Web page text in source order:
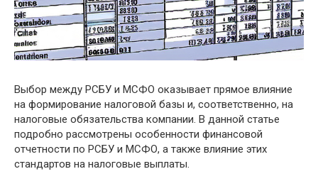
Выбор между РСБУ и МСФО оказывает прямое влияние
на формирование налоговой базы и, соответственно, на
налоговые обязательства компании. В данной статье
подробно рассмотрены особенности финансовой
отчетности по РСБУ и МСФО, а также влияние этих
стандартов на налоговые выплаты.